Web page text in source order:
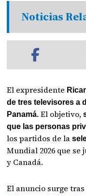
Noticias
El expresidente
de tres televisores a
Panamá. El objetivo,
que las personas
los partidos de la
Mundial 2026 que se
y Canadá.
El anuncio surge